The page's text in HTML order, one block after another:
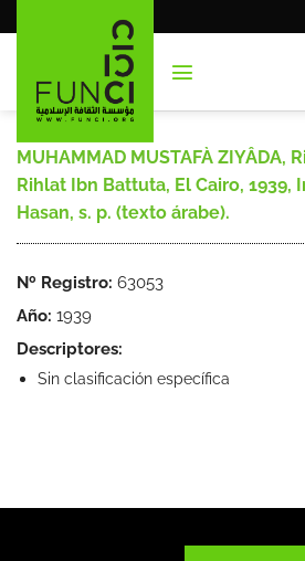
al
MUHAMMAD MUSTAFÀ ZIYÂDA,
Rihlat Ibn Battuta, El Cairo,
Hasan, s. p. (texto árabe).
Nº Registro: 63053
Año: 1939
Descriptores:
Sin clasificación específica